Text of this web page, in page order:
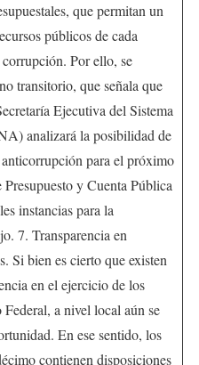
que permitan un
públicos de cada
Por ello, se
transitorio, que señala que
Ejecutiva del Sistema
analizará la posibilidad de
para el próximo
y Cuenta Pública
instancias para la
7. Transparencia en
Si bien es cierto que existen
en el ejercicio de los
a nivel local aún se
En ese sentido, los
contienen disposiciones